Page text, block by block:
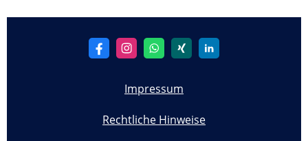
Impressum
Rechtliche Hinweise